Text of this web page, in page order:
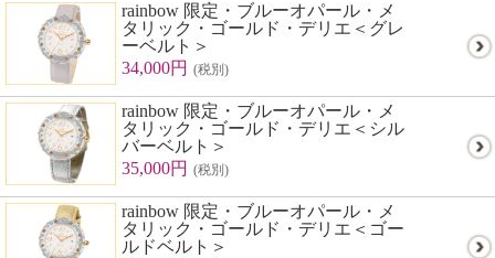
rainbow 限定・ブルーオパール・メ
タリック・ゴールド・デリエ＜グレ
ーベルト＞
34,000円 (税別)
rainbow 限定・ブルーオパール・メ
タリック・ゴールド・デリエ＜シル
バーベルト＞
35,000円 (税別)
rainbow 限定・ブルーオパール・メ
タリック・ゴールド・デリエ＜ゴー
ルドベルト＞